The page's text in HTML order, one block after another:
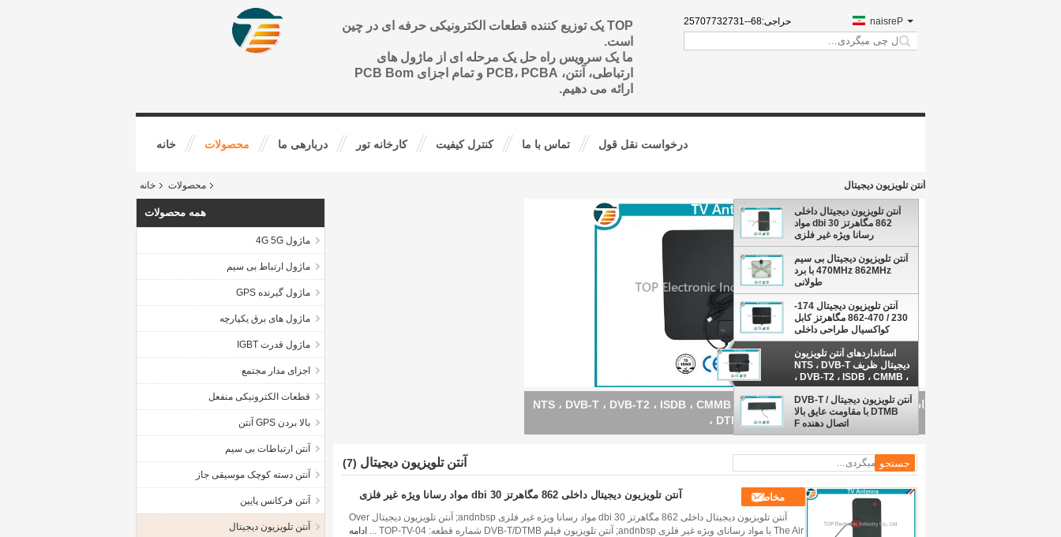
TOP یک توزیع کننده قطعات الکترونیکی حرفه ای در چین
است.
ما یک سرویس راه حل یک مرحله ای از ماژول های
ارتباطی، آنتن، PCB، PCBA و تمام اجزای PCB Bom
ارائه می دهیم.
حراجی:86--13723770752 Persian
search
خانه محصولات دربارهی ما کارخانه تور کنترل کیفیت تماس با ما درخواست نقل قول
خانه محصولات آنتن تلویزیون دیجیتال
همه محصولات
ماژول 4G 5G
ماژول ارتباط بی سیم
ماژول گیرنده GPS
ماژول های برق یکپارچه
ماژول قدرت IGBT
اجزای مدار مجتمع
قطعات الکترونیکی منفعل
بالا بردن GPS آنتن
آنتن ارتباطات بی سیم
آنتن دسته کوچک موسیقی جاز
آنتن فرکانس پایین
آنتن تلویزیون دیجیتال
آنتن تلویزیون دیجیتال DVB-T / DTMB با مقاومت عایق بالا اتصال دهنده F
آنتن تلویزیون دیجیتال داخلی
862 مگاهرتز 30 dbi مواد
رسانا ویژه غیر فلزی
آنتن تلویزیون دیجیتال بی سیم
470MHz 862MHz با برد
طولانی
آنتن تلویزیون دیجیتال 174-
230 / 470-862 مگاهرتز کابل
کواکسیال طراحی داخلی
آپارتمان داخلی
استانداردهای آنتن تلویزیون
دیجیتال ظریف NTS ، DVB-T
، DVB-T2 ، ISDB ، CMMB ،
DTMB
آنتن تلویزیون دیجیتال DVB-T /
DTMB با مقاومت عایق بالا
اتصال دهنده F
آنتن تلویزیون دیجیتال (7)
آنتن تلویزیون دیجیتال داخلی 862 مگاهرتز 30 dbi مواد رسانا ویژه غیر فلزی مخاطب
آنتن تلویزیون دیجیتال داخلی 862 مگاهرتز 30 dbi مواد رسانا ویژه غیر فلزی andnbsp; آنتن تلویزیون دیجیتال Over
The Air با مواد رسانای ویژه غیر فلزی andnbsp; آنتن تلویزیون فیلم DVB-T/DTMB شماره قطعه: TOP-TV-04 ...
ادامه